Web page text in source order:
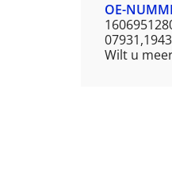
OE-
Wilt u